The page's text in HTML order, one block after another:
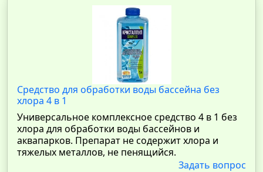
Средство для обработки воды бассейна без
хлора 4 в 1
Универсальное комплексное средство 4 в 1 без
хлора для обработки воды бассейнов и
аквапарков. Препарат не содержит хлора и
тяжелых металлов, не пенящийся.
Задать вопрос